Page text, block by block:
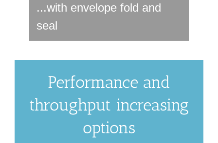
...with envelope fold and
seal
Performance and
throughput increasing
options